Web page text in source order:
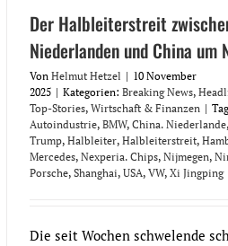
Der Halbleiterstreit
Niederlanden und China um
Von Helmut Hetzel | 10 November
2025 | Kategorien: Breaking News,
Top-Stories, Wirtschaft & Finanzen |
Autoindustrie, BMW, China. Niederlande,
Trump, Halbleiter, Halbleiterstreit,
Mercedes, Nexperia. Chips, Nijmegen,
Porsche, Shanghai, USA, VW, Xi Jingping
Die seit Wochen schwelende